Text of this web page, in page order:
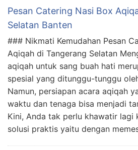
Pesan Catering Nasi Box
Selatan Banten
### Nikmati Kemudahan Pesan
Aqiqah di Tangerang Selatan
aqiqah untuk sang buah hati
spesial yang ditunggu-tunggu
Namun, persiapan acara aqiqah
waktu dan tenaga bisa menjadi
Kini, Anda tak perlu khawatir lagi
solusi praktis yaitu dengan